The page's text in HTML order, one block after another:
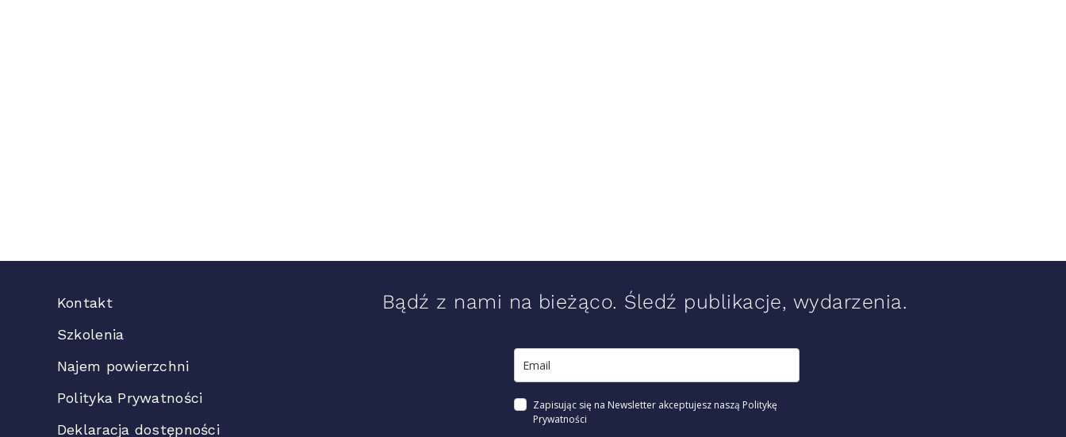
Kontakt
Szkolenia
Najem powierzchni
Polityka Prywatności
Deklaracja dostępności
Bądź z nami na bieżąco. Śledź publikacje, wydarzenia.
Zapisując się na Newsletter akceptujesz naszą Politykę
Prywatności